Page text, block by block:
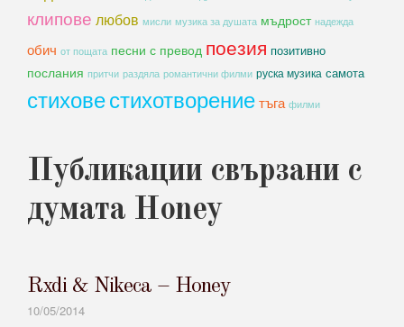
клипове любов мисли музика за душата мъдрост надежда
обич от пощата песни с превод поезия позитивно
послания притчи раздяла романтични филми руска музика самота
стиховестихотворениетъга филми
Публикации свързани с
думата Honey
Rxdi & Nikeca – Honey
10/05/2014